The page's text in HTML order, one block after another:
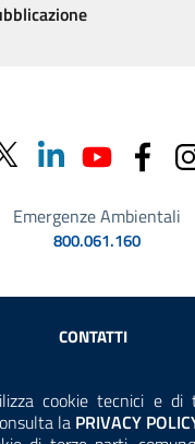
cookie tecnici e di
la Consulta la
PRIVACY
Emergenze Ambientali
800.061.160
Utili
CONTATTI
ANTICORRUZIONE